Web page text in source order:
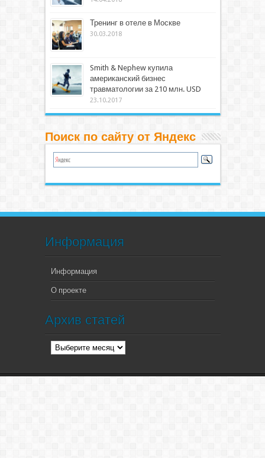
Тренинг в отеле в Москве
30.03.2018
Smith & Nephew купила
американский бизнес
травматологии за 210 млн. USD
23.10.2017
Поиск по сайту от Яндекс
Информация
Информация
О проекте
Архив статей
Архив
статей